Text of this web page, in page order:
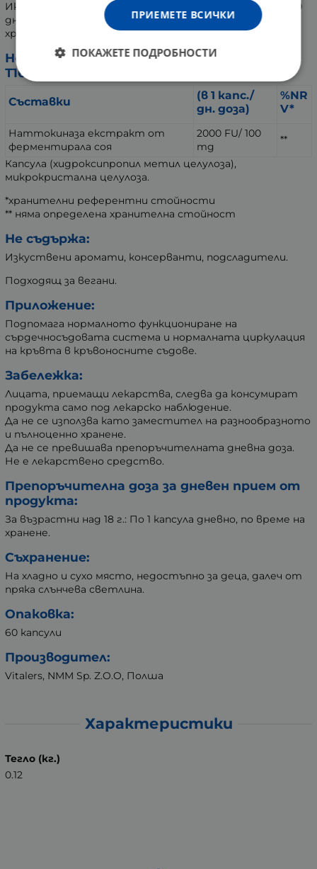
Икономичната опаковка е достатъчна за 2 месеца (60
дни) при прием от по 1 капсула дневно, по време на
хранене.
Номер/Дата на вписване:
Т162409589/22.11.2024
Съставки
(в 1 капс./
дн. доза)
%NR
V*
Наттокиназа екстракт от
ферментирала соя
2000 FU/ 100
mg
**
Капсула (хидроксипропил метил целулоза),
микрокристална целулоза.
*хранителни референтни стойности
** няма определена хранителна стойност
Не съдържа:
Изкуствени аромати, консерванти, подсладители.
Подходящ за вегани.
Приложение:
Подпомага нормалното функциониране на
сърдечносъдовата система и нормалната циркулация
на кръвта в кръвоносните съдове.
Забележка:
Лицата, приемащи лекарства, следва да консумират
продукта само под лекарско наблюдение.
Да не се използва като заместител на разнообразното
и пълноценно хранене.
Да не се превишава препоръчителната дневна доза.
Не е лекарствено средство.
Препоръчителна доза за дневен прием от
продукта:
За възрастни над 18 г.: По 1 капсула дневно, по време на
хранене.
Съхранение:
На хладно и сухо място, недостъпно за деца, далеч от
пряка слънчева светлина.
Опаковка:
60 капсули
Производител:
Vitalers, NMM Sp. Z.O.O, Полша
Характеристики
Тегло (кг.)
0.12
ПРИЕМЕТЕ ВСИЧКИ
ПОКАЖЕТЕ ПОДРОБНОСТИ